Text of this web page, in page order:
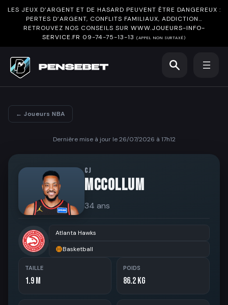
LES JEUX D’ARGENT ET DE HASARD PEUVENT ÊTRE DANGEREUX :
PERTES D’ARGENT, CONFLITS FAMILIAUX, ADDICTION…
RETROUVEZ NOS CONSEILS SUR WWW.JOUEURS-INFO-
SERVICE.FR 09-74-75-13-13 (APPEL NON SURTAXÉ)
← Joueurs NBA
Dernière mise à jour le 26/07/2026 à 17h12
CJ
MCCOLLUM
34 ans
Atlanta Hawks
Basketball
TAILLE
1.9 m
POIDS
86.2 kg